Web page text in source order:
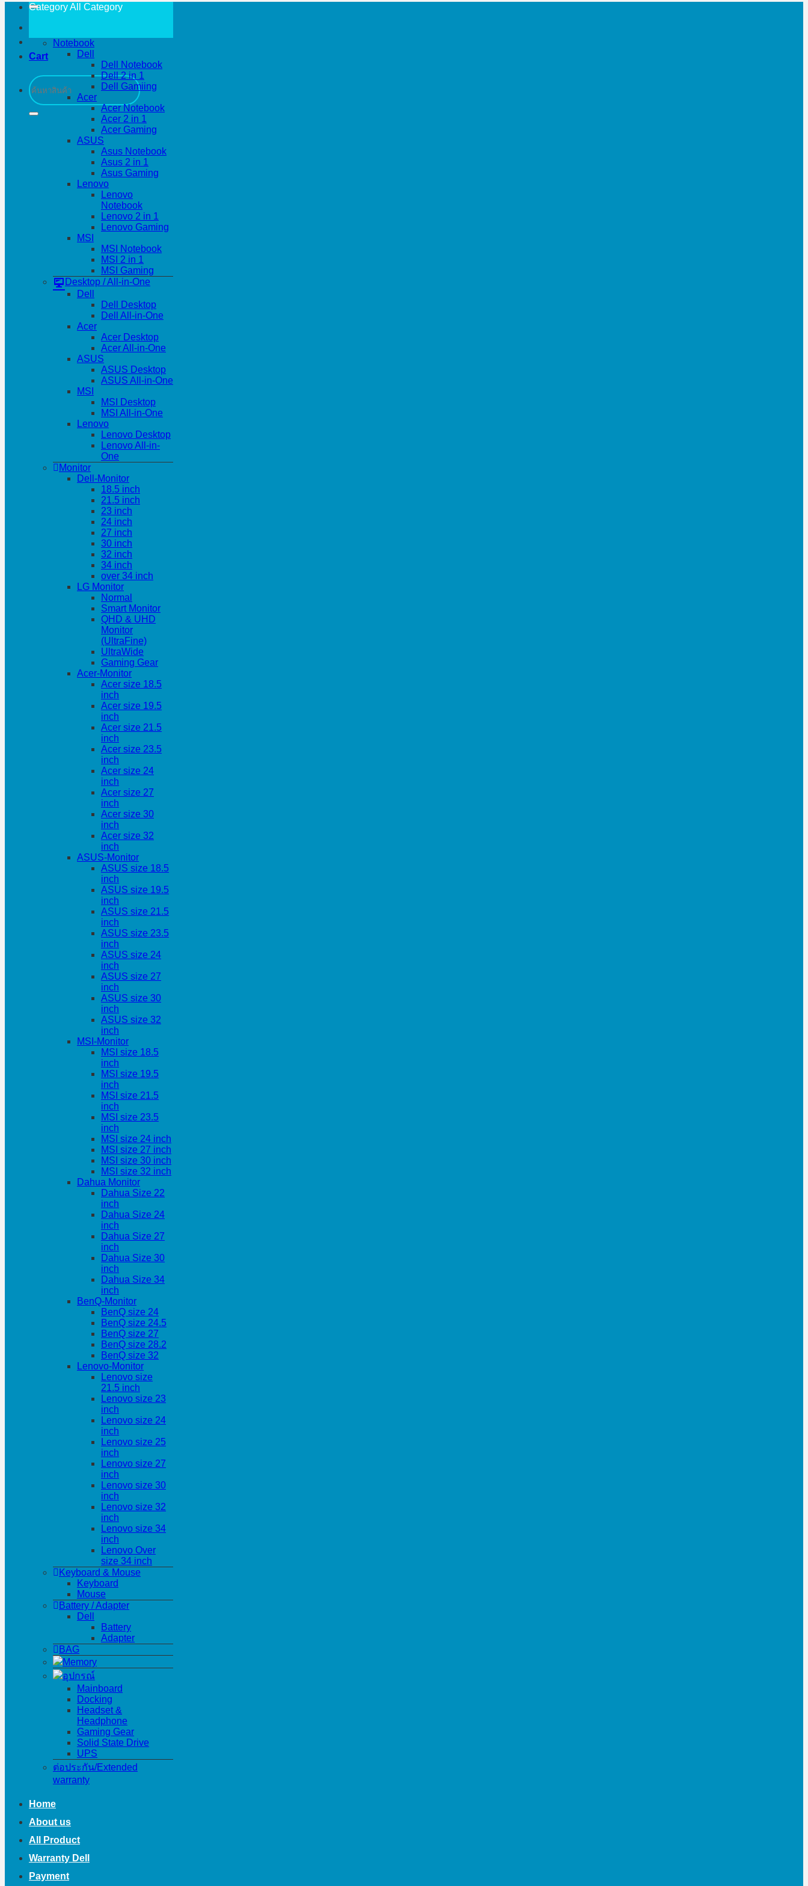
Cart
Search
for:
Category All Category
Notebook
Dell
Dell Notebook
Dell 2 in 1
Dell Gamiing
Acer
Acer Notebook
Acer 2 in 1
Acer Gaming
ASUS
Asus Notebook
Asus 2 in 1
Asus Gaming
Lenovo
Lenovo
Notebook
Lenovo 2 in 1
Lenovo Gaming
MSI
MSI Notebook
MSI 2 in 1
MSI Gaming
Desktop / All-in-One
Dell
Dell Desktop
Dell All-in-One
Acer
Acer Desktop
Acer All-in-One
ASUS
ASUS Desktop
ASUS All-in-One
MSI
MSI Desktop
MSI All-in-One
Lenovo
Lenovo Desktop
Lenovo All-in-
One
Monitor
Dell-Monitor
18.5 inch
21.5 inch
23 inch
24 inch
27 inch
30 inch
32 inch
34 inch
over 34 inch
LG Monitor
Normal
Smart Monitor
QHD & UHD
Monitor
(UltraFine)
UltraWide
Gaming Gear
Acer-Monitor
Acer size 18.5
inch
Acer size 19.5
inch
Acer size 21.5
inch
Acer size 23.5
inch
Acer size 24
inch
Acer size 27
inch
Acer size 30
inch
Acer size 32
inch
ASUS-Monitor
ASUS size 18.5
inch
ASUS size 19.5
inch
ASUS size 21.5
inch
ASUS size 23.5
inch
ASUS size 24
inch
ASUS size 27
inch
ASUS size 30
inch
ASUS size 32
inch
MSI-Monitor
MSI size 18.5
inch
MSI size 19.5
inch
MSI size 21.5
inch
MSI size 23.5
inch
MSI size 24 inch
MSI size 27 inch
MSI size 30 inch
MSI size 32 inch
Dahua Monitor
Dahua Size 22
inch
Dahua Size 24
inch
Dahua Size 27
inch
Dahua Size 30
inch
Dahua Size 34
inch
BenQ-Monitor
BenQ size 24
BenQ size 24.5
BenQ size 27
BenQ size 28.2
BenQ size 32
Lenovo-Monitor
Lenovo size
21.5 inch
Lenovo size 23
inch
Lenovo size 24
inch
Lenovo size 25
inch
Lenovo size 27
inch
Lenovo size 30
inch
Lenovo size 32
inch
Lenovo size 34
inch
Lenovo Over
size 34 inch
Keyboard & Mouse
Keyboard
Mouse
Battery / Adapter
Dell
Battery
Adapter
BAG
Memory
อุปกรณ์
Mainboard
Docking
Headset &
Headphone
Gaming Gear
Solid State Drive
UPS
ต่อประกัน/Extended
warranty
Home
About us
All Product
Warranty Dell
Payment